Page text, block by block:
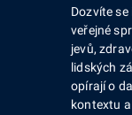
Dozvíte
veřejné
jevů,
lidských
opírají o
kontextu